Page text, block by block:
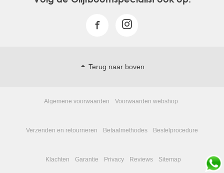
Terug naar boven
Algemene voorwaarden Voorwaarden webshop
Verzenden en retourneren Betaalmethodes Bestelprocedure
Klachten Garantie Privacy Reviews Sitemap